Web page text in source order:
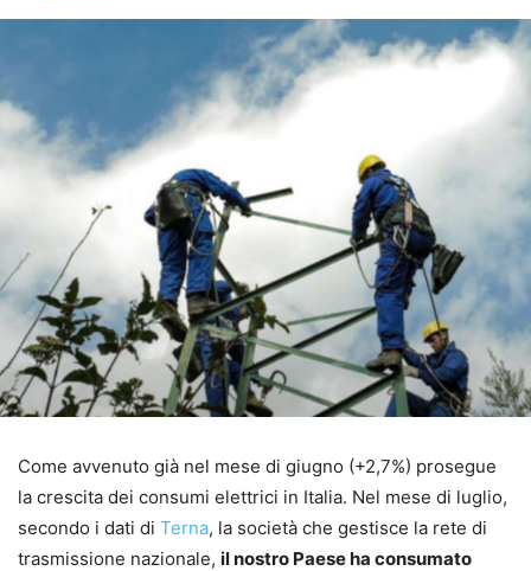
Come avvenuto già nel mese di giugno (+2,7%) prosegue
la crescita dei consumi elettrici in Italia. Nel mese di luglio,
secondo i dati di Terna, la società che gestisce la rete di
trasmissione nazionale, il nostro Paese ha consumato